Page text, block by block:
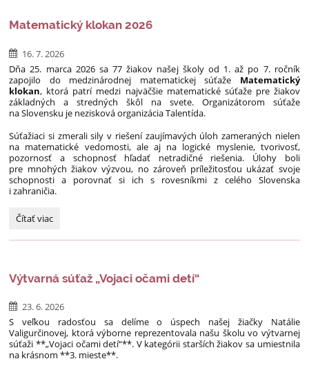
Matematický klokan 2026
16. 7. 2026
Dňa 25. marca 2026 sa 77 žiakov našej školy od 1. až po 7. ročník
zapojilo do medzinárodnej matematickej súťaže Matematický
klokan, ktorá patrí medzi najväčšie matematické súťaže pre žiakov
základných a stredných škôl na svete. Organizátorom súťaže
na Slovensku je nezisková organizácia Talentída.
Súťažiaci si zmerali sily v riešení zaujímavých úloh zameraných nielen
na matematické vedomosti, ale aj na logické myslenie, tvorivosť,
pozornosť a schopnosť hľadať netradičné riešenia. Úlohy boli
pre mnohých žiakov výzvou, no zároveň príležitosťou ukázať svoje
schopnosti a porovnať si ich s rovesníkmi z celého Slovenska
i zahraničia.
Matematický
2026:
Čítať viac
Výtvarná súťaž „Vojaci očami detí“
23. 6. 2026
S veľkou radosťou sa delíme o úspech našej žiačky Natálie
Valigurčinovej, ktorá výborne reprezentovala našu školu vo výtvarnej
súťaži **„Vojaci očami detí“**. V kategórii starších žiakov sa umiestnila
na krásnom **3. mieste**.